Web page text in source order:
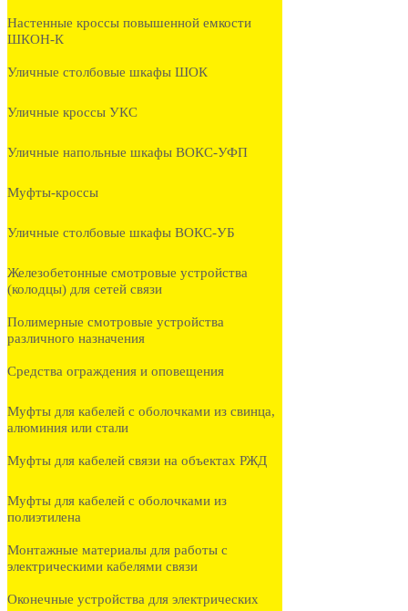
Настенные кроссы повышенной емкости
ШКОН-К
Уличные столбовые шкафы ШОК
Уличные кроссы УКС
Уличные напольные шкафы ВОКС-УФП
Муфты-кроссы
Уличные столбовые шкафы ВОКС-УБ
Железобетонные смотровые устройства
(колодцы) для сетей связи
Полимерные смотровые устройства
различного назначения
Средства ограждения и оповещения
Муфты для кабелей с оболочками из свинца,
алюминия или стали
Муфты для кабелей связи на объектах РЖД
Муфты для кабелей с оболочками из
полиэтилена
Монтажные материалы для работы с
электрическими кабелями связи
Оконечные устройства для электрических